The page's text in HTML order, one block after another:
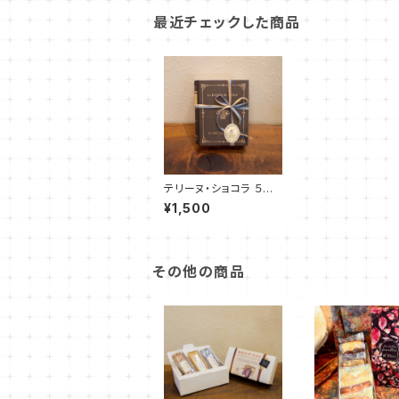
最近チェックした商品
テリーヌ・ショコラ ５枚
入り
¥1,500
その他の商品